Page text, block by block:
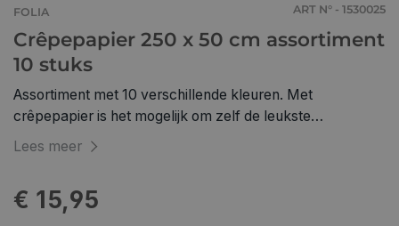
FOLIA ART N° - 1530025
Crêpepapier 250 x 50 cm assortiment
10 stuks
Assortiment met 10 verschillende kleuren. Met
crêpepapier is het mogelijk om zelf de leukste
versieringen te maken. Cêpepapier biedt tal van
of een krans. Laat je creativiteit de vrije loop!
Lees meer
€ 15,95